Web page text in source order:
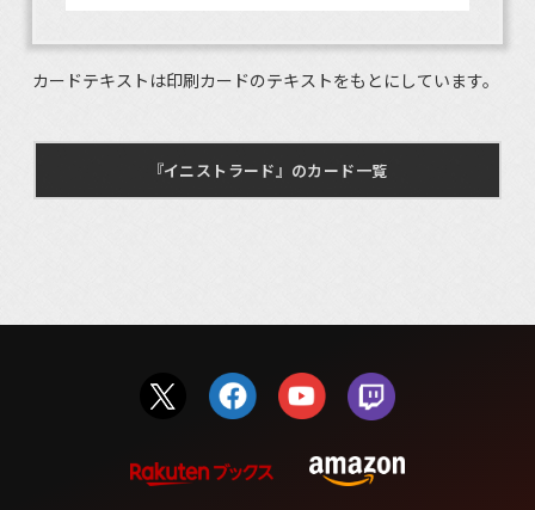
カードテキストは印刷カードのテキストをもとにしています。
『イニストラード』のカード一覧